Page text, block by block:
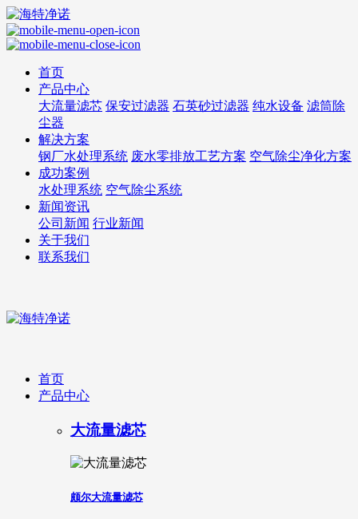
首页
产品中心
大流量滤芯 保安过滤器 石英砂过滤器 纯水设备 滤筒除
尘器
解决方案
钢厂水处理系统 废水零排放工艺方案 空气除尘净化方案
成功案例
水处理系统 空气除尘系统
新闻资讯
公司新闻 行业新闻
关于我们
联系我们
首页
产品中心
大流量滤芯
颇尔大流量滤芯